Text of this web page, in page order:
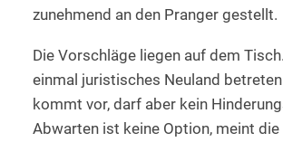
zunehmend an den Pranger gestellt.
Die Vorschläge liegen auf dem
einmal juristisches Neuland
kommt vor, darf aber kein
Abwarten ist keine Option, meint die